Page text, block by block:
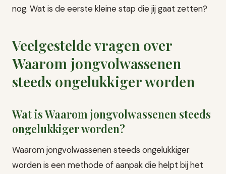
nog. Wat is de eerste kleine stap die jij gaat zetten?
Veelgestelde vragen over
Waarom jongvolwassenen
steeds ongelukkiger worden
Wat is Waarom jongvolwassenen steeds
ongelukkiger worden?
Waarom jongvolwassenen steeds ongelukkiger
worden is een methode of aanpak die helpt bij het